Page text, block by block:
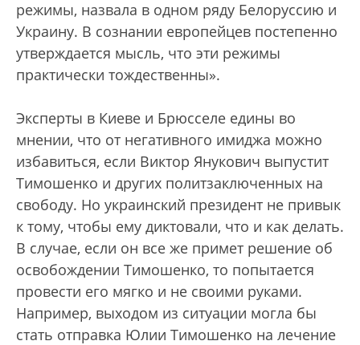
режимы, назвала в одном ряду Белоруссию и
Украину. В сознании европейцев постепенно
утверждается мысль, что эти режимы
практически тождественны».
Эксперты в Киеве и Брюсселе едины во
мнении, что от негативного имиджа можно
избавиться, если Виктор Янукович выпустит
Тимошенко и других политзаключенных на
свободу. Но украинский президент не привык
к тому, чтобы ему диктовали, что и как делать.
В случае, если он все же примет решение об
освобождении Тимошенко, то попытается
провести его мягко и не своими руками.
Например, выходом из ситуации могла бы
стать отправка Юлии Тимошенко на лечение